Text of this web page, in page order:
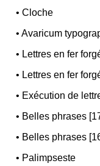
•Cloche
•Avaricum
• Lettres en fer
• Lettres en fer
• Exécution de
• Belles phrases
• Belles phrases
• Palimpseste